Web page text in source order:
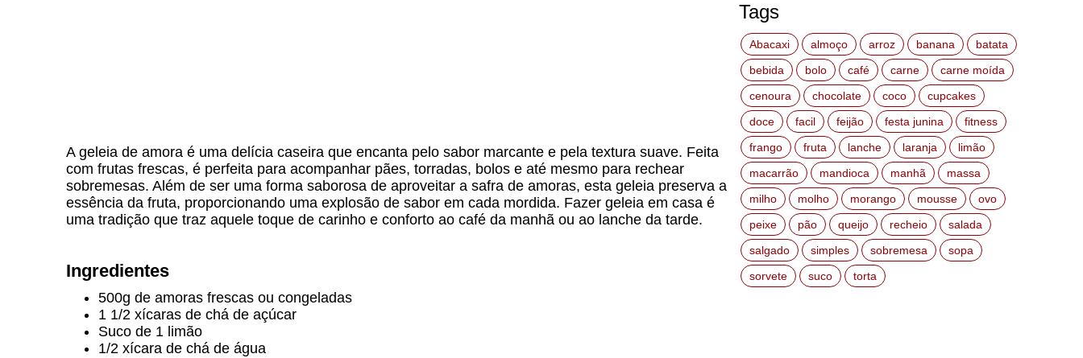
A geleia de amora é uma delícia caseira que encanta pelo sabor marcante e pela textura suave. Feita
com frutas frescas, é perfeita para acompanhar pães, torradas, bolos e até mesmo para rechear
sobremesas. Além de ser uma forma saborosa de aproveitar a safra de amoras, esta geleia preserva a
essência da fruta, proporcionando uma explosão de sabor em cada mordida. Fazer geleia em casa é
uma tradição que traz aquele toque de carinho e conforto ao café da manhã ou ao lanche da tarde.
Ingredientes
500g de amoras frescas ou congeladas
1 1/2 xícaras de chá de açúcar
Suco de 1 limão
1/2 xícara de chá de água
Tags
Abacaxi almoço arroz banana
batata
bebida
bolo café carne
carne moída
cenoura
chocolate coco
cupcakes
doce
facil feijão festa junina
fitness
frango
fruta lanche laranja
limão
macarrão
mandioca manhã
massa
milho
molho morango mousse
ovo
peixe
pão queijo recheio
salada
salgado
simples sobremesa
sopa
sorvete
suco torta